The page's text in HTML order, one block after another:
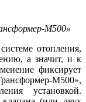
М500»
отопления,
а значит, и к
фиксирует
М500»,
установкой.